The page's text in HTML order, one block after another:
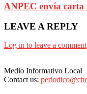
ANPEC envía carta
LEAVE A REPLY
Log in to leave a comment
Medio Informativo Local
Contact us: